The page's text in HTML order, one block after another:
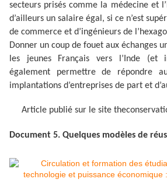
secteurs prisés comme la médecine et
d’ailleurs un salaire égal, si ce n’est
de commerce et d’ingénieurs de
Donner un coup de fouet aux échanges
les jeunes Français vers l’Inde (et
également permettre de répondre
implantations d’entreprises de part et
Article publié sur le site
Document 5. Quelques modèles de